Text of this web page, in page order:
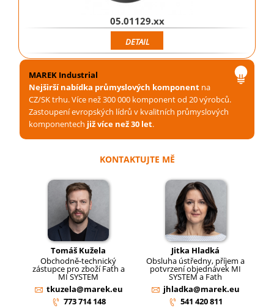
05.01129.xx
DETAIL
MAREK Industrial
Nejširší nabídka průmyslových komponent na
CZ/SK trhu. Více než 300 000 komponent od 20 výrobců.
Zastoupení evropských lídrů v kvalitních průmyslových
komponentech již více než 30 let.
KONTAKTUJTE MĚ
Tomáš Kužela
Obchodně-technický
zástupce pro zboží Fath a
MI SYSTEM
tkuzela@marek.eu
773 714 148
Jitka Hladká
Obsluha ústředny, příjem a
potvrzení objednávek MI
SYSTEM a Fath
jhladka@marek.eu
541 420 811